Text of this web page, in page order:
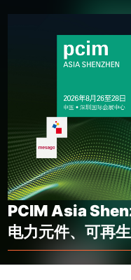
PCIM Asia
电力元件、可再